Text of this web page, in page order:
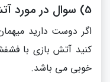
5) سوال در مورد آتش بازی
اگر دوست دارید
کنید آتش بازی با
خوبی می باشد.